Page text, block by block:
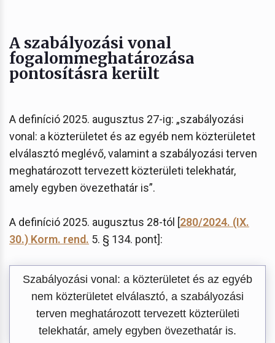
A szabályozási vonal
fogalommeghatározása
pontosításra került
A definíció 2025. augusztus 27-ig: „szabályozási
vonal: a közterületet és az egyéb nem közterületet
elválasztó meglévő, valamint a szabályozási terven
meghatározott tervezett közterületi telekhatár,
amely egyben övezethatár is”.
A definíció 2025. augusztus 28-tól [280/2024. (IX.
30.) Korm. rend. 5. § 134. pont]:
Szabályozási vonal: a közterületet és az egyéb
nem közterületet elválasztó, a szabályozási
terven meghatározott tervezett közterületi
telekhatár, amely egyben övezethatár is.